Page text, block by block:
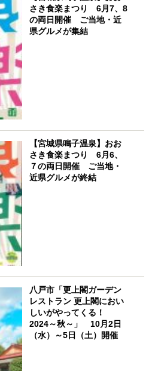
さき食楽まつり 6月7、8
の両日開催 ご当地・近
県グルメが集結
【宮城県鳴子温泉】おお
さき食楽まつり 6月6、
７の両日開催 ご当地・
近県グルメが終結
八戸市「更上閣ガーデン
レストラン 更上閣におい
しいがやってくる！
2024～秋～」 10月2日
（水）～5日（土）開催